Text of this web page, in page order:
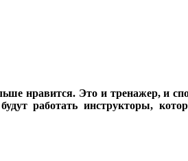
нравится. Это и тренажер, и
работать инструкторы,